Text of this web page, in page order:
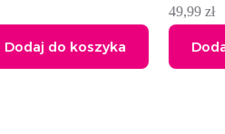
Dodaj do koszyka
6,50